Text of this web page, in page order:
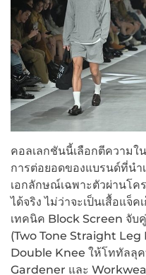
คอลเลกชันนี้เลือกตีความใ
การต่อยอดของแบรนด์ที่นำ
เอกลักษณ์เฉพาะตัวผ่านโค
ได้จริง ไม่ว่าจะเป็นเสื้อแจ็
เทคนิค Block Screen จับ
(Two Tone Straight
Double Knee ให้โททัลลุ
Gardener และ